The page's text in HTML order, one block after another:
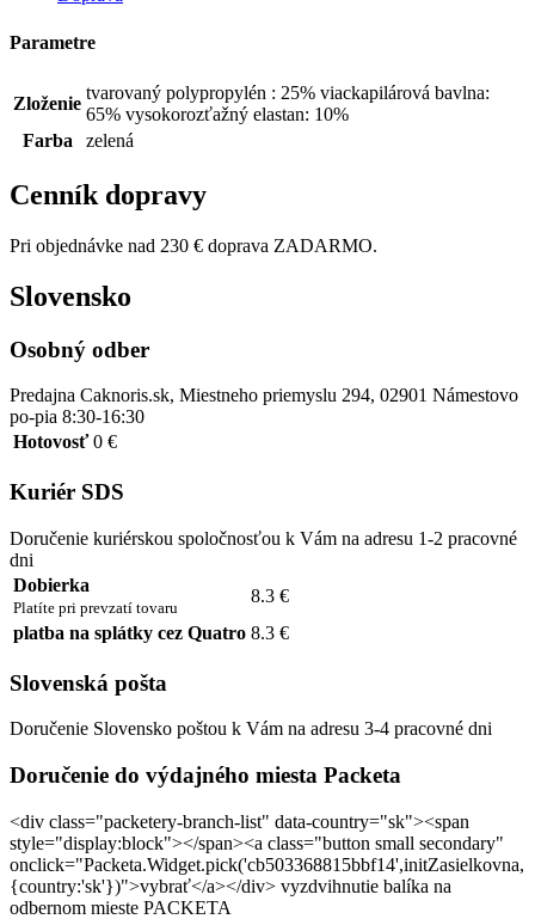
Parametre
Zloženie
tvarovaný polypropylén : 25% viackapilárová bavlna:
65% vysokorozťažný elastan: 10%
Farba
zelená
Cenník dopravy
Pri objednávke nad 230 € doprava ZADARMO.
Slovensko
Osobný odber
Predajna Caknoris.sk, Miestneho priemyslu 294, 02901 Námestovo
po-pia 8:30-16:30
Hotovosť 0 €
Kuriér SDS
Doručenie kuriérskou spoločnosťou k Vám na adresu 1-2 pracovné
dni
Dobierka
Platíte pri prevzatí tovaru
8.3 €
platba na splátky cez Quatro 8.3 €
Slovenská pošta
Doručenie Slovensko poštou k Vám na adresu 3-4 pracovné dni
Doručenie do výdajného miesta Packeta
<div class="packetery-branch-list" data-country="sk"><span
style="display:block"></span><a class="button small secondary"
onclick="Packeta.Widget.pick('cb503368815bbf14',initZasielkovna,
{country:'sk'})">vybrať</a></div> vyzdvihnutie balíka na
odbernom mieste PACKETA